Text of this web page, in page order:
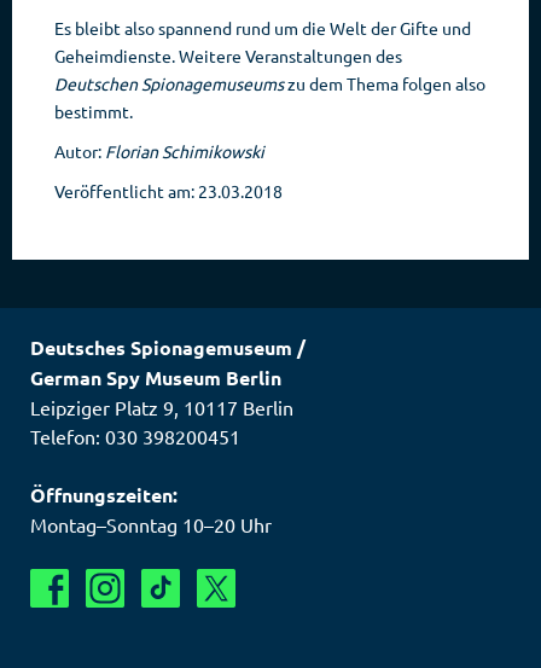
Es bleibt also spannend rund um die Welt der Gifte und
Geheimdienste. Weitere Veranstaltungen des
Deutschen Spionagemuseumszu dem Thema folgen also
bestimmt.
Autor: Florian Schimikowski
Veröffentlicht am: 23.03.2018
Deutsches Spionagemuseum /
German Spy Museum Berlin
Leipziger Platz 9, 10117 Berlin
Telefon: 030 398200451
Öffnungszeiten:
Montag–Sonntag 10–20 Uhr